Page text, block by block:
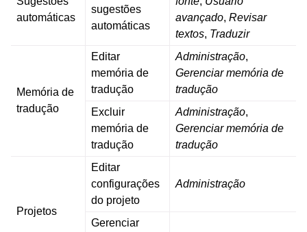
automáticas
sugestões
automáticas
avançado, Revisar
textos, Traduzir
Memória de
tradução
Editar
memória de
tradução
Administração,
Gerenciar memória de
tradução
Excluir
memória de
tradução
Administração,
Gerenciar memória de
tradução
Projetos
Editar
configurações
do projeto
Administração
Gerenciar